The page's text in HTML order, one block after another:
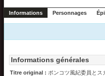
Informations Personnages
Informations générales
Titre original : ポンコツ風紀委員とス